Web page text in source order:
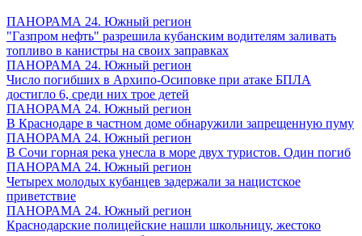
ПАНОРАМА 24. Южный регион
"Газпром нефть" разрешила кубанским водителям заливать
топливо в канистры на своих заправках
ПАНОРАМА 24. Южный регион
Число погибших в Архипо-Осиповке при атаке БПЛА
достигло 6, среди них трое детей
ПАНОРАМА 24. Южный регион
В Краснодаре в частном доме обнаружили запрещенную пуму
ПАНОРАМА 24. Южный регион
В Сочи горная река унесла в море двух туристов. Один погиб
ПАНОРАМА 24. Южный регион
Четырех молодых кубанцев задержали за нацистское
приветствие
ПАНОРАМА 24. Южный регион
Краснодарские полицейские нашли школьницу, жестоко